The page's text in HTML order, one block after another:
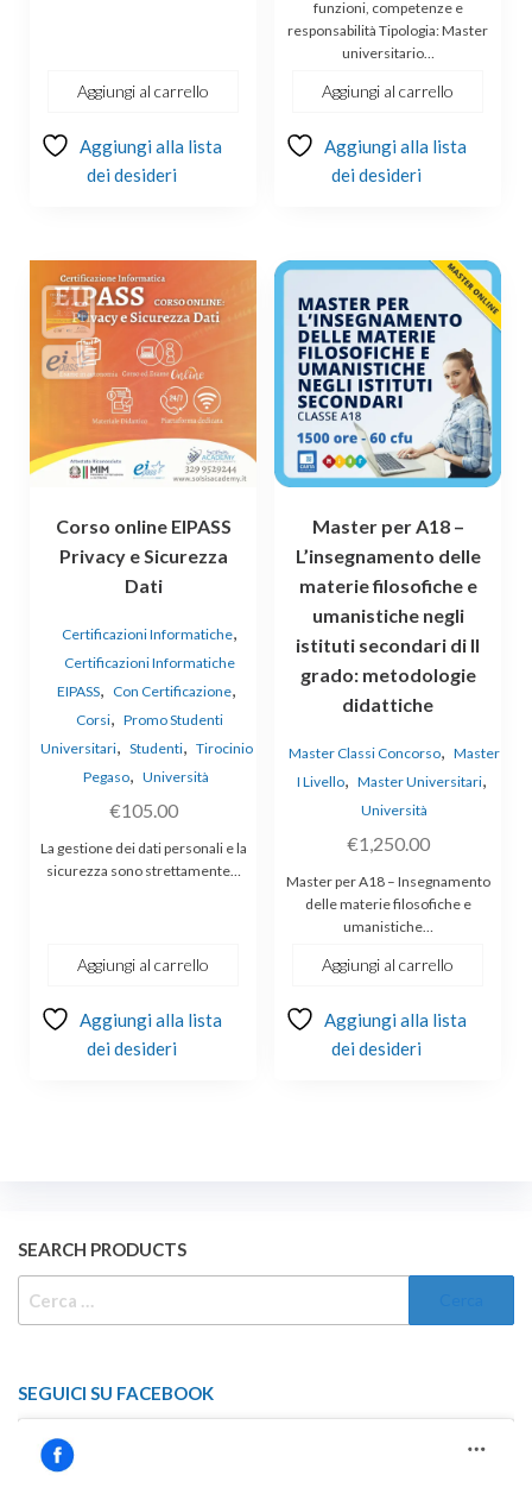
Aggiungi al carrello
Aggiungi alla lista
dei desideri
funzioni, competenze e
responsabilità Tipologia: Master
universitario…
Aggiungi al carrello
Aggiungi alla lista
dei desideri
Corso online EIPASS
Privacy e Sicurezza
Dati
Certificazioni Informatiche,
Certificazioni Informatiche
EIPASS, Con Certificazione,
Corsi, Promo Studenti
Universitari, Studenti, Tirocinio
Pegaso, Università
€105.00
La gestione dei dati personali e la
sicurezza sono strettamente…
Aggiungi al carrello
Aggiungi alla lista
dei desideri
Master per A18 –
L’insegnamento delle
materie filosofiche e
umanistiche negli
istituti secondari di II
grado: metodologie
didattiche
Master Classi Concorso, Master
I Livello, Master Universitari,
Università
€1,250.00
Master per A18 – Insegnamento
delle materie filosofiche e
umanistiche…
Aggiungi al carrello
Aggiungi alla lista
dei desideri
SEARCH PRODUCTS
SEGUICI SU FACEBOOK